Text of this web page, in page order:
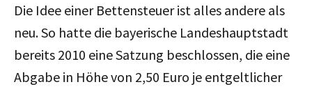
Die Idee einer Bettensteuer ist alles andere als
neu. So hatte die bayerische Landeshauptstadt
bereits 2010 eine Satzung beschlossen, die eine
Abgabe in Höhe von 2,50 Euro je entgeltlicher